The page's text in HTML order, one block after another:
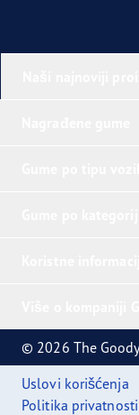
© 2026 The
Uslovi korišćenja
Politika